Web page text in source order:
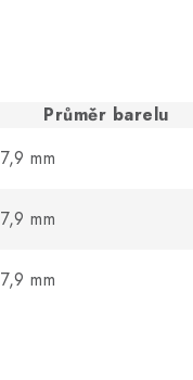
Průměr barelu
7,9 mm
7,9 mm
7,9 mm